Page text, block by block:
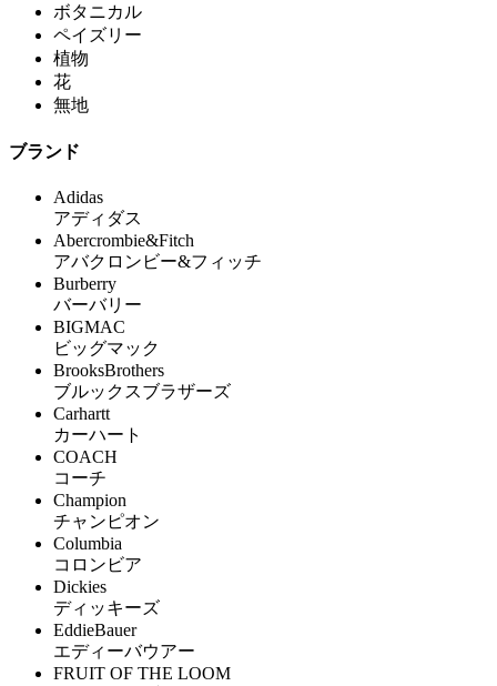
ボタニカル
ペイズリー
植物
花
無地
ブランド
Adidas
アディダス
Abercrombie&Fitch
アバクロンビー&フィッチ
Burberry
バーバリー
BIGMAC
ビッグマック
BrooksBrothers
ブルックスブラザーズ
Carhartt
カーハート
COACH
コーチ
Champion
チャンピオン
Columbia
コロンビア
Dickies
ディッキーズ
EddieBauer
エディーバウアー
FRUIT OF THE LOOM